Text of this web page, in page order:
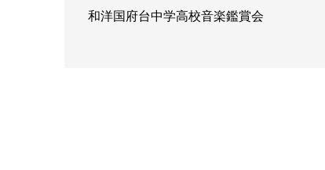
和洋国府台中学高校音楽鑑賞会